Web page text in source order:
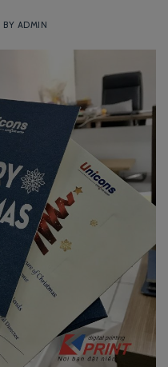
BY ADMIN